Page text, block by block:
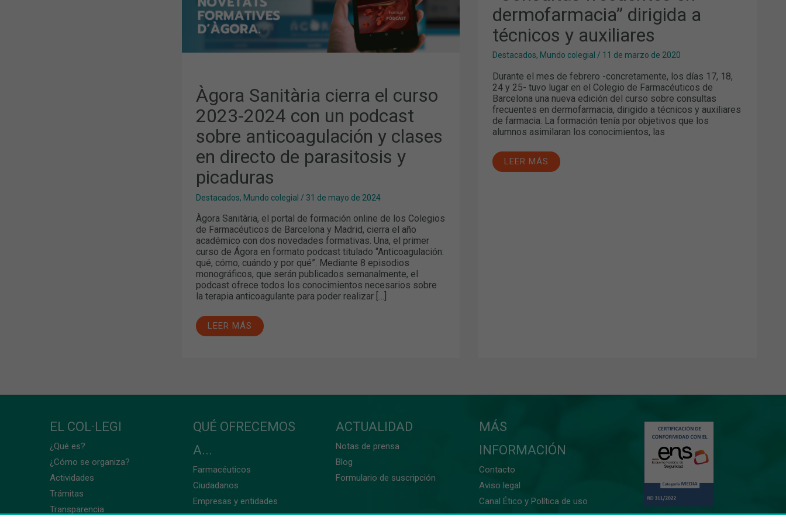
Àgora Sanitària cierra el curso
2023-2024 con un podcast
sobre anticoagulación y clases
en directo de parasitosis y
picaduras
Destacados, Mundo colegial / 31 de mayo de 2024
Àgora Sanitària, el portal de formación online de los Colegios
de Farmacéuticos de Barcelona y Madrid, cierra el año
académico con dos novedades formativas. Una, el primer
curso de Ágora en formato podcast titulado “Anticoagulación:
qué, cómo, cuándo y por qué”. Mediante 8 episodios
monográficos, que serán publicados semanalmente, el
podcast ofrece todos los conocimientos necesarios sobre
la terapia anticoagulante para poder realizar […]
ANTICOAGULACIÓN
Y
CLASES
EN
DE
LEER MÁS
dermofarmacia” dirigida a
técnicos y auxiliares
Destacados, Mundo colegial / 11 de marzo de 2020
Durante el mes de febrero -concretamente, los días 17, 18,
24 y 25- tuvo lugar en el Colegio de Farmacéuticos de
Barcelona una nueva edición del curso sobre consultas
frecuentes en dermofarmacia, dirigido a técnicos y auxiliares
de farmacia. La formación tenía por objetivos que los
alumnos asimilaran los conocimientos, las
TÉCNICOS
Y
AUXILIARES
LEER MÁS
EL COL·LEGI
¿Qué es?
¿Cómo se organiza?
Actividades
Trámitas
Transparencia
QUÉ OFRECEMOS
A...
Farmacéuticos
Ciudadanos
Empresas y entidades
ACTUALIDAD
Notas de prensa
Blog
Formulario de suscripción
MÁS
INFORMACIÓN
Contacto
Aviso legal
Canal Ético y Política de uso